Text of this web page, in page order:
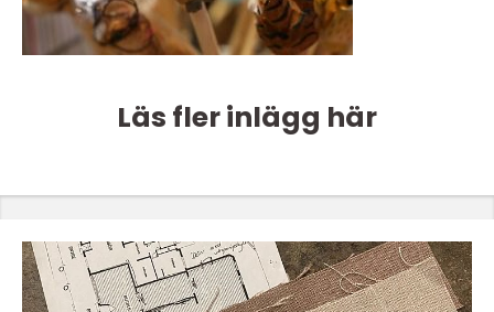
Läs fler inlägg här